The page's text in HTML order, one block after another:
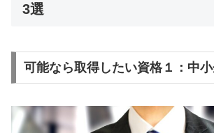
3選
可能なら取得したい資格１：中